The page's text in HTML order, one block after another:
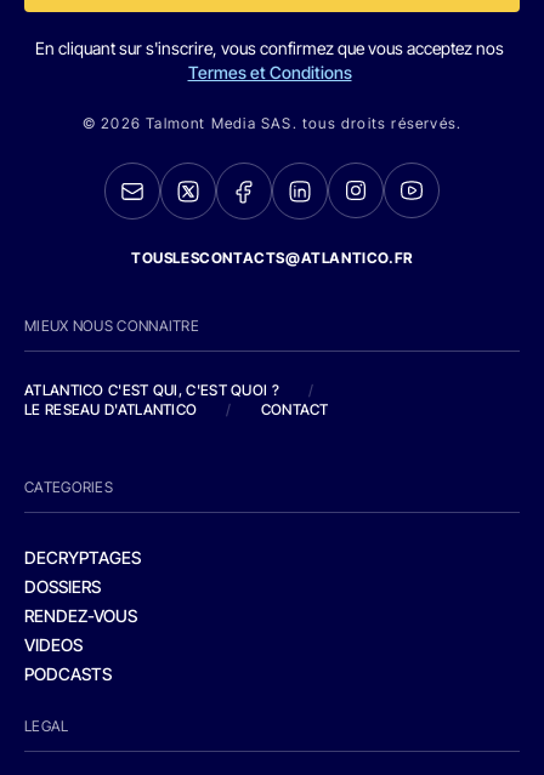
En cliquant sur s'inscrire, vous confirmez que vous acceptez nos
Termes et Conditions
© 2026 Talmont Media SAS. tous droits réservés.
TOUSLESCONTACTS@ATLANTICO.FR
MIEUX NOUS CONNAITRE
ATLANTICO C'EST QUI, C'EST QUOI ?
/
LE RESEAU D'ATLANTICO
/ CONTACT
CATEGORIES
DECRYPTAGES
DOSSIERS
RENDEZ-VOUS
VIDEOS
PODCASTS
LEGAL